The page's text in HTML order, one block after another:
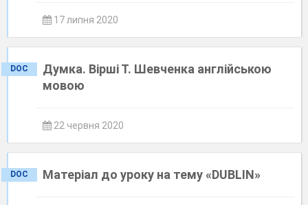
17 липня 2020
DOC
Думка. Вірші Т. Шевченка англійською
мовою
22 червня 2020
DOC Матеріал до уроку на тему «DUBLIN»